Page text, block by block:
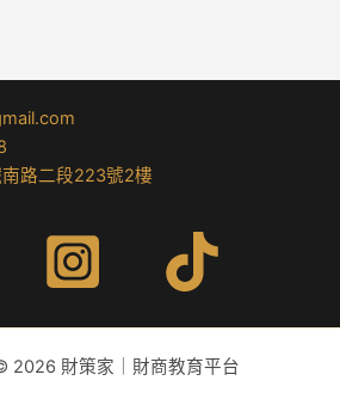
路二段223號2樓
2026 財策家｜財商教育平台